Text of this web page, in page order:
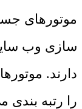
موتورهای
سازی وب
دارند.
را رتبه بندی